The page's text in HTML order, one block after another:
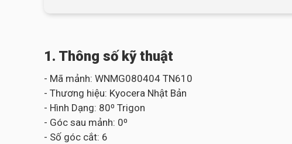
1. Thông số kỹ thuật
- Mã mảnh: WNMG080404 TN610
- Thương hiệu: Kyocera Nhật Bản
- Hình Dạng: 80⁰ Trigon
- Góc sau mảnh: 0⁰
- Số góc cắt: 6